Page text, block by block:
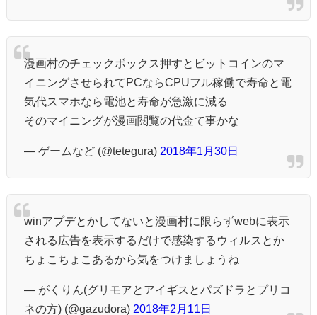
漫画村のチェックボックス押すとビットコインのマ
イニングさせられてPCならCPUフル稼働で寿命と電
気代スマホなら電池と寿命が急激に減る
そのマイニングが漫画閲覧の代金て事かな
— ゲームなど (@tetegura) 2018年1月30日
winアプデとかしてないと漫画村に限らずwebに表示
される広告を表示するだけで感染するウィルスとか
ちょこちょこあるから気をつけましょうね
— がくりん(グリモアとアイギスとパズドラとプリコ
ネの方) (@gazudora) 2018年2月11日